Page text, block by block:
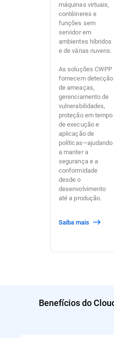
máquinas virtuais,
contêineres e
funções sem
servidor em
ambientes híbridos
e de várias nuvens.
As soluções CWPP
fornecem detecção
de ameaças,
gerenciamento de
vulnerabilidades,
proteção em tempo
de execução e
aplicação de
políticas—ajudando
a manter a
segurança e a
conformidade
desde o
desenvolvimento
até a produção.
Saiba mais
Benefícios do